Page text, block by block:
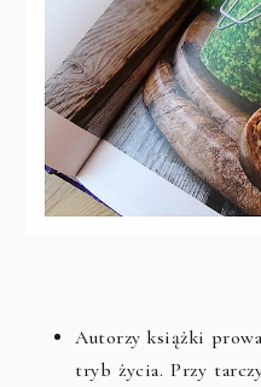
Autorzy książki
tryb życia. Przy